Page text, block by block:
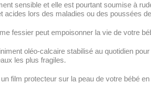
sensible et elle est pourtant soumise à
acides lors des maladies ou des poussées
fessier peut empoisonner la vie de votre
oléo-calcaire stabilisé au quotidien
les plus fragiles.
film protecteur sur la peau de votre bébé